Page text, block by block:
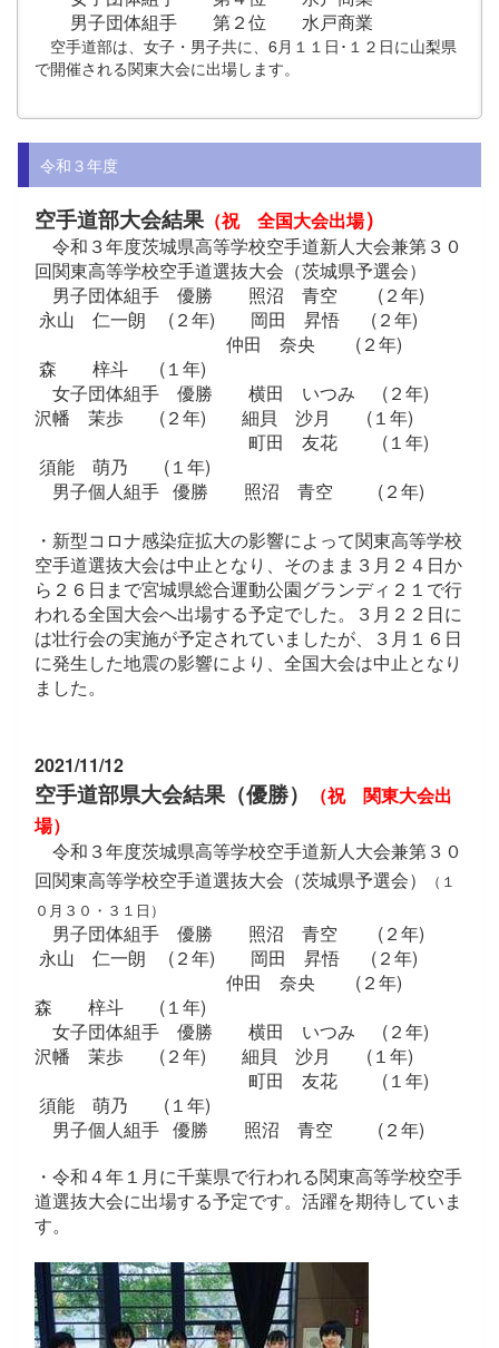
男子団体組手 第２位 水戸商業
空手道部は、女子・男子共に、6月１１日･１２日に山梨県
で開催される関東大会に出場します。
令和３年度
空手道部大会結果 （祝 全国大会出場）
令和３年度茨城県高等学校空手道新人大会兼第３０
回関東高等学校空手道選抜大会（茨城県予選会）
男子団体組手 優勝 照沼 青空 (２年)
永山 仁一朗 (２年) 岡田 昇悟 (２年)
仲田 奈央 (２年)
森 梓斗 (１年)
女子団体組手 優勝 横田 いつみ (２年)
沢幡 茉歩 (２年) 細貝 沙月 (１年)
町田 友花 (１年)
須能 萌乃 (１年)
男子個人組手 優勝 照沼 青空 (２年)
・新型コロナ感染症拡大の影響によって関東高等学校
空手道選抜大会は中止となり、そのまま３月２４日か
ら２６日まで宮城県総合運動公園グランディ２１で行
われる全国大会へ出場する予定でした。
３月２２日に
は壮行会の実施が予定されていましたが、３月１６日
に発生した地震の影響により、全国大会は中止となり
ました。
2021/11/12
空手道部県大会結果（優勝）
（祝 関東大会出
場）
令和３年度茨城県高等学校空手道新人大会兼第３０
回関東高等学校空手道選抜大会（茨城県予選会）
（１
０月３０・３１日）
男子団体組手 優勝 照沼 青空 (２年)
永山 仁一朗 (２年) 岡田 昇悟 (２年)
仲田 奈央 (２年)
森 梓斗 (１年)
女子団体組手 優勝 横田 いつみ (２年)
沢幡 茉歩 (２年) 細貝 沙月 (１年)
町田 友花 (１年)
須能 萌乃 (１年)
男子個人組手 優勝 照沼 青空 (２年)
・令和４年１月に千葉県で行われる関東高等学校空手
道選抜大会に出場する予定です。活躍を期待していま
す。